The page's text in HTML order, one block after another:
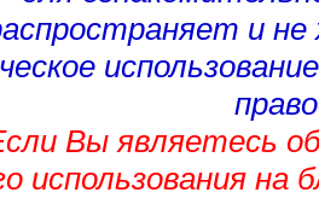
и
Вы являетесь
использования на